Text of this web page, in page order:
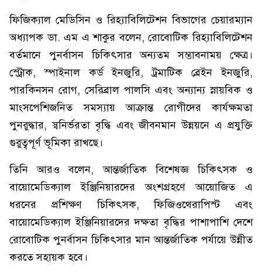
ফিজিক্যাল মেডিসিন ও রিহ্যাবিলিটেশন বিভাগের চেয়ারম্যান
অধ্যাপক ডা. এম এ শাকুর বলেন, রোবোটিক রিহ্যাবিলিটেশন
বর্তমানে পুনর্বাসন চিকিৎসার অন্যতম সম্ভাবনাময় ক্ষেত্র।
স্ট্রোক, স্পাইনাল কর্ড ইনজুরি, ট্রমাটিক ব্রেইন ইনজুরি,
পারকিনসন রোগ, সেরিব্রাল পালসি এবং অন্যান্য স্নায়বিক ও
মাংসপেশিজনিত সমস্যায় আক্রান্ত রোগীদের কার্যক্ষমতা
পুনরুদ্ধার, স্বনির্ভরতা বৃদ্ধি এবং জীবনমান উন্নয়নে এ প্রযুক্তি
গুরুত্বপূর্ণ ভূমিকা রাখছে।
তিনি আরও বলেন, আন্তর্জাতিক বিশেষজ্ঞ চিকিৎসক ও
বায়োমেডিক্যাল ইঞ্জিনিয়ারদের অংশগ্রহণে আয়োজিত এ
ধরনের প্রশিক্ষণ চিকিৎসক, ফিজিওথেরাপিস্ট এবং
বায়োমেডিক্যাল ইঞ্জিনিয়ারদের দক্ষতা বৃদ্ধির পাশাপাশি দেশে
রোবোটিক পুনর্বাসন চিকিৎসার মান আন্তর্জাতিক পর্যায়ে উন্নীত
করতে সহায়ক হবে।